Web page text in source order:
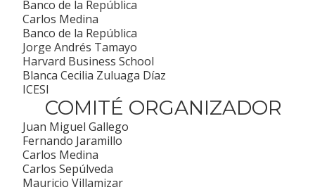
Banco de la República
Carlos Medina
Banco de la República
Jorge Andrés Tamayo
Harvard Business School
Blanca Cecilia Zuluaga Díaz
ICESI
COMITÉ ORGANIZADOR
Juan Miguel Gallego
Fernando Jaramillo
Carlos Medina
Carlos Sepúlveda
Mauricio Villamizar